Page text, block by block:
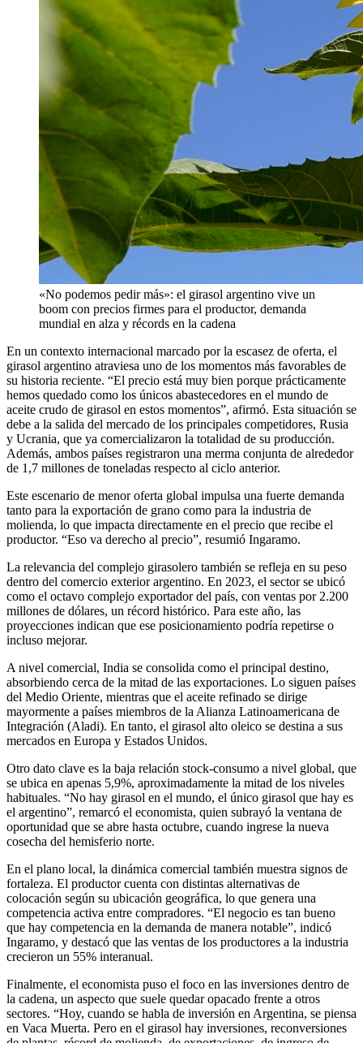
«No podemos pedir más»: el girasol argentino vive un
boom con precios firmes para el productor, demanda
mundial en alza y récords en la cadena
En un contexto internacional marcado por la escasez de oferta, el
girasol argentino atraviesa uno de los momentos más favorables de
su historia reciente. “El precio está muy bien porque prácticamente
hemos quedado como los únicos abastecedores en el mundo de
aceite crudo de girasol en estos momentos”, afirmó. Esta situación se
debe a la salida del mercado de los principales competidores, Rusia
y Ucrania, que ya comercializaron la totalidad de su producción.
Además, ambos países registraron una merma conjunta de alrededor
de 1,7 millones de toneladas respecto al ciclo anterior.
Este escenario de menor oferta global impulsa una fuerte demanda
tanto para la exportación de grano como para la industria de
molienda, lo que impacta directamente en el precio que recibe el
productor. “Eso va derecho al precio”, resumió Ingaramo.
La relevancia del complejo girasolero también se refleja en su peso
dentro del comercio exterior argentino. En 2023, el sector se ubicó
como el octavo complejo exportador del país, con ventas por 2.200
millones de dólares, un récord histórico. Para este año, las
proyecciones indican que ese posicionamiento podría repetirse o
incluso mejorar.
A nivel comercial, India se consolida como el principal destino,
absorbiendo cerca de la mitad de las exportaciones. Lo siguen países
del Medio Oriente, mientras que el aceite refinado se dirige
mayormente a países miembros de la Alianza Latinoamericana de
Integración (Aladi). En tanto, el girasol alto oleico se destina a sus
mercados en Europa y Estados Unidos.
Otro dato clave es la baja relación stock-consumo a nivel global, que
se ubica en apenas 5,9%, aproximadamente la mitad de los niveles
habituales. “No hay girasol en el mundo, el único girasol que hay es
el argentino”, remarcó el economista, quien subrayó la ventana de
oportunidad que se abre hasta octubre, cuando ingrese la nueva
cosecha del hemisferio norte.
En el plano local, la dinámica comercial también muestra signos de
fortaleza. El productor cuenta con distintas alternativas de
colocación según su ubicación geográfica, lo que genera una
competencia activa entre compradores. “El negocio es tan bueno
que hay competencia en la demanda de manera notable”, indicó
Ingaramo, y destacó que las ventas de los productores a la industria
crecieron un 55% interanual.
Finalmente, el economista puso el foco en las inversiones dentro de
la cadena, un aspecto que suele quedar opacado frente a otros
sectores. “Hoy, cuando se habla de inversión en Argentina, se piensa
en Vaca Muerta. Pero en el girasol hay inversiones, reconversiones